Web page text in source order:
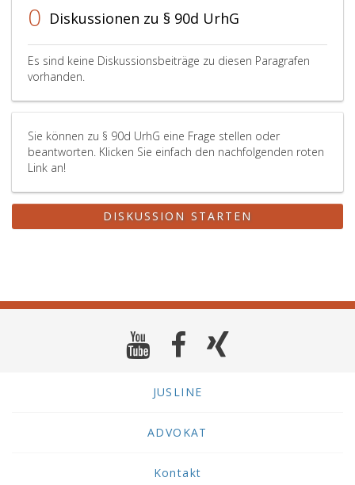
0 Diskussionen zu § 90d UrhG
Es sind keine Diskussionsbeiträge zu diesen Paragrafen
vorhanden.
Sie können zu § 90d UrhG eine Frage stellen oder
beantworten. Klicken Sie einfach den nachfolgenden roten
Link an!
DISKUSSION STARTEN
JUSLINE
ADVOKAT
Kontakt